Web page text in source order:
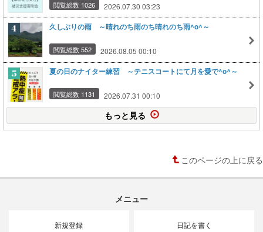
閲覧総数 1026 2026.07.30 03:23
久しぶりの雨 ～晴れのち雨のち晴れのち雨^o^～
閲覧総数 552 2026.08.05 00:10
夏の日のナイター練習 ～テニスコートにて月を愛で^o^～
閲覧総数 1131 2026.07.31 00:10
もっと見る
このページの上に戻る
メニュー
新規登録 日記を書く